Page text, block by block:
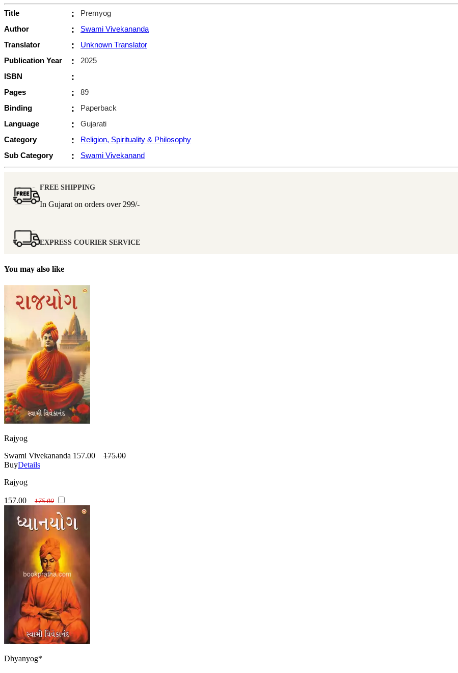
Title :
Premyog
Author
:
Swami Vivekananda
Translator
:
Unknown Translator
Publication Year
:
2025
ISBN
:
Pages :
89
Binding
:
Paperback
Language
:
Gujarati
Category
:
Religion, Spirituality & Philosophy
Sub Category
: Swami Vivekanand
FREE SHIPPING
In Gujarat on orders over 299/-
EXPRESS COURIER SERVICE
You may also like
Rajyog
Swami Vivekananda 157.00
175.00
BuyDetails
Rajyog
157.00 175.00
Dhyanyog*